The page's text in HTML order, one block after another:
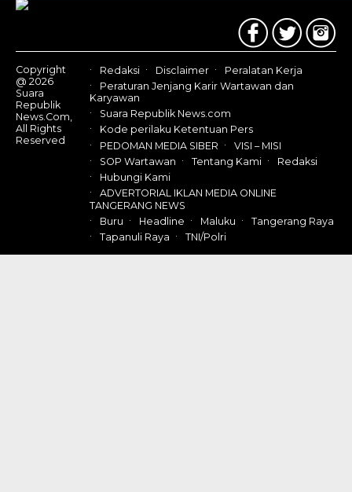
Us
Copyright
@ 2026
Suara
Republik
News.Com,
All Rights
Reserved
Redaksi Disclaimer
Peralatan Kerja
Peraturan Jenjang Karir Wartawan dan
Karyawan
Suara Republik News.com
Kode perilaku Ketentuan Pers
PEDOMAN MEDIA SIBER
VISI – MISI
SOP Wartawan
Tentang Kami
Redaksi
Hubungi Kami
ADVERTORIAL IKLAN MEDIA ONLINE
TANGERANG NEWS
Buru
Headline Maluku
Tangerang Raya
Tapanuli Raya
TNI/Polri